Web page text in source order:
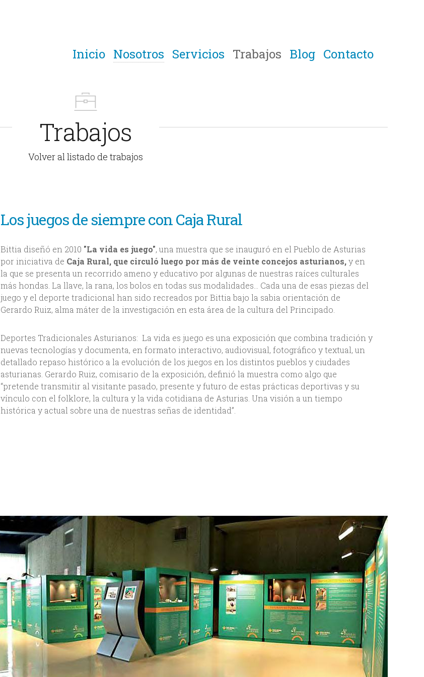
Inicio Nosotros Servicios Trabajos Blog Contacto
Trabajos
Volver al listado de trabajos
Los juegos de siempre con Caja Rural
Bittia diseñó en 2010 "La vida es juego", una muestra que se inauguró en el Pueblo de Asturias
por iniciativa de Caja Rural, que circuló luego por más de veinte concejos asturianos,y en
la que se presenta un recorrido ameno y educativo por algunas de nuestras raíces culturales
más hondas. La llave, la rana, los bolos en todas sus modalidades... Cada una de esas piezas del
juego y el deporte tradicional han sido recreados por Bittia bajo la sabia orientación de
Gerardo Ruiz, alma máter de la investigación en esta área de la cultura del Principado.
Deportes Tradicionales Asturianos: La vida es juego es una exposición que combina tradición y
nuevas tecnologías y documenta, en formato interactivo, audiovisual, fotográfico y textual, un
detallado repaso histórico a la evolución de los juegos en los distintos pueblos y ciudades
asturianas. Gerardo Ruiz, comisario de la exposición, definió la muestra como algo que
“pretende transmitir al visitante pasado, presente y futuro de estas prácticas deportivas y su
vínculo con el folklore, la cultura y la vida cotidiana de Asturias. Una visión a un tiempo
histórica y actual sobre una de nuestras señas de identidad”.